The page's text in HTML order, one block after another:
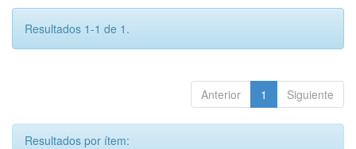
Resultados 1-1 de 1.
Anterior 1 Siguiente
Resultados por ítem: